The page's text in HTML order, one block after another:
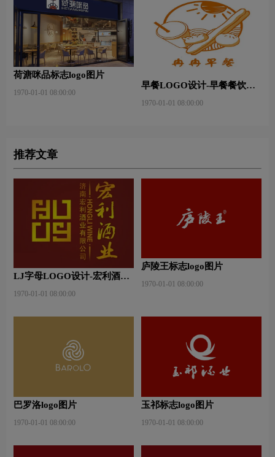
荷溏咪品标志logo图片
1970-01-01 08:00:00
早餐LOGO设计-早餐餐饮连
1970-01-01 08:00:00
推荐文章
LJ字母LOGO设计-宏利酒业
1970-01-01 08:00:00
庐陵王标志logo图片
1970-01-01 08:00:00
巴罗洛logo图片
1970-01-01 08:00:00
玉祁标志logo图片
1970-01-01 08:00:00